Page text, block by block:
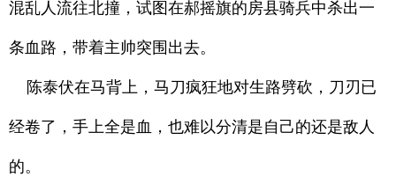
混乱人流往北撞，试图在郝摇旗的房县骑兵中杀出一
条血路，带着主帅突围出去。
陈泰伏在马背上，马刀疯狂地对生路劈砍，刀刃已
经卷了，手上全是血，也难以分清是自己的还是敌人
的。